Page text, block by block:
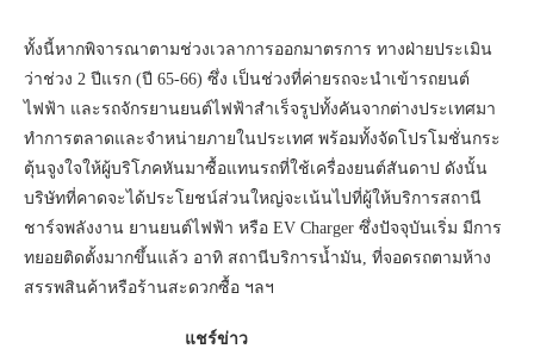
ทั้งนี้หากพิจารณาตามช่วงเวลาการออกมาตรการ ทางฝ่ายประเมิน
ว่าช่วง 2 ปีแรก (ปี 65-66) ซึ่ง เป็นช่วงที่ค่ายรถจะนำเข้ารถยนต์
ไฟฟ้า และรถจักรยานยนต์ไฟฟ้าสำเร็จรูปทั้งคันจากต่างประเทศมา
ทำการตลาดและจำหน่ายภายในประเทศ พร้อมทั้งจัดโปรโมชั่นกระ
ตุ้นจูงใจให้ผู้บริโภคหันมาซื้อแทนรถที่ใช้เครื่องยนต์สันดาป ดังนั้น
บริษัทที่คาดจะได้ประโยชน์ส่วนใหญ่จะเน้นไปที่ผู้ให้บริการสถานี
ชาร์จพลังงาน ยานยนต์ไฟฟ้า หรือ EV Charger ซึ่งปัจจุบันเริ่ม มีการ
ทยอยติดตั้งมากขึ้นแล้ว อาทิ สถานีบริการน้ำมัน, ที่จอดรถตามห้าง
สรรพสินค้าหรือร้านสะดวกซื้อ ฯลฯ
แชร์ข่าว